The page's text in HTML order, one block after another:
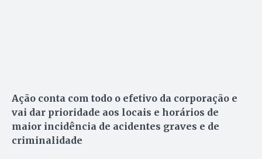
Ação conta com todo o efetivo da corporação e
vai dar prioridade aos locais e horários de
maior incidência de acidentes graves e de
criminalidade